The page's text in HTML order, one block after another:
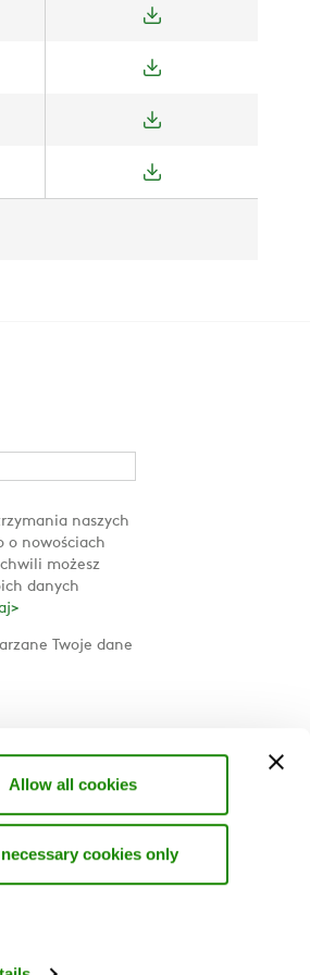
Allow all cookies
cookies only
naszych
o nowościach
możesz
danych
Twoje dane